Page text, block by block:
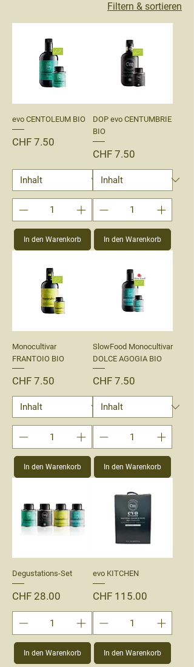
Filtern & sortieren
evo CENTOLEUM BIO
Preis
CHF 7.50
In den Warenkorb
DOP evo CENTUMBRIE
BIO
Preis
CHF 7.50
In den Warenkorb
Monocultivar
FRANTOIO BIO
Preis
CHF 7.50
In den Warenkorb
SlowFood Monocultivar
DOLCE AGOGIA BIO
Preis
CHF 7.50
In den Warenkorb
Degustations-Set
Preis
CHF 28.00
In den Warenkorb
evo KITCHEN
Preis
CHF 115.00
In den Warenkorb